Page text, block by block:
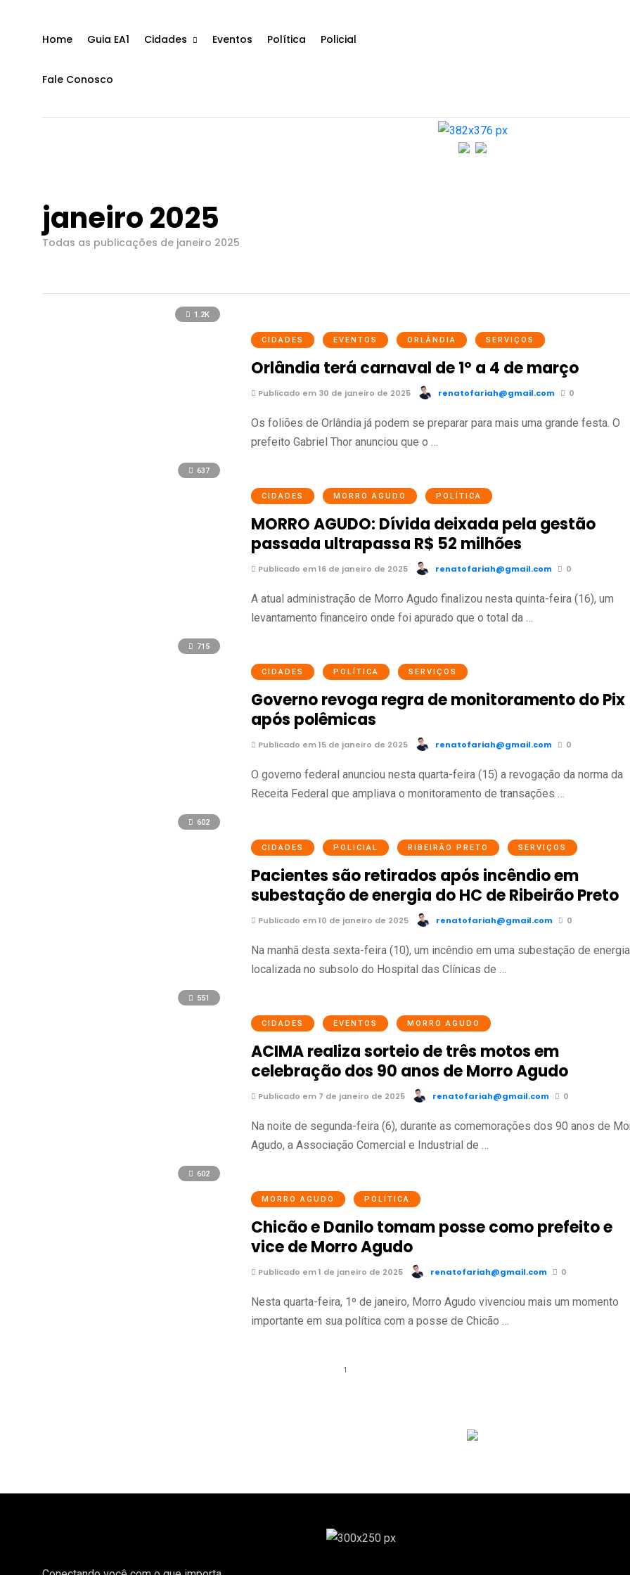
Home Guia EA1 Cidades Eventos Política Policial
Fale Conosco
janeiro 2025
Todas as publicações de janeiro 2025
1.2K
CIDADES EVENTOS ORLÂNDIA SERVIÇOS
Orlândia terá carnaval de 1º a 4 de março
Publicado em 30 de janeiro de 2025 renatofariah@gmail.com 0
Os foliões de Orlândia já podem se preparar para mais uma grande festa. O
prefeito Gabriel Thor anunciou que o …
637
CIDADES MORRO AGUDO POLÍTICA
MORRO AGUDO: Dívida deixada pela gestão
passada ultrapassa R$ 52 milhões
Publicado em 16 de janeiro de 2025 renatofariah@gmail.com 0
A atual administração de Morro Agudo finalizou nesta quinta-feira (16), um
levantamento financeiro onde foi apurado que o total da …
715
CIDADES POLÍTICA SERVIÇOS
Governo revoga regra de monitoramento do Pix
após polêmicas
Publicado em 15 de janeiro de 2025 renatofariah@gmail.com 0
O governo federal anunciou nesta quarta-feira (15) a revogação da norma da
Receita Federal que ampliava o monitoramento de transações …
602
CIDADES POLICIAL RIBEIRÃO PRETO SERVIÇOS
Pacientes são retirados após incêndio em
subestação de energia do HC de Ribeirão Preto
Publicado em 10 de janeiro de 2025 renatofariah@gmail.com 0
Na manhã desta sexta-feira (10), um incêndio em uma subestação de energia
localizada no subsolo do Hospital das Clínicas de …
551
CIDADES EVENTOS MORRO AGUDO
ACIMA realiza sorteio de três motos em
celebração dos 90 anos de Morro Agudo
Publicado em 7 de janeiro de 2025 renatofariah@gmail.com 0
Na noite de segunda-feira (6), durante as comemorações dos 90 anos de
Agudo, a Associação Comercial e Industrial de …
602
MORRO AGUDO POLÍTICA
Chicão e Danilo tomam posse como prefeito e
vice de Morro Agudo
Publicado em 1 de janeiro de 2025 renatofariah@gmail.com 0
Nesta quarta-feira, 1º de janeiro, Morro Agudo vivenciou mais um momento
importante em sua política com a posse de Chicão …
1